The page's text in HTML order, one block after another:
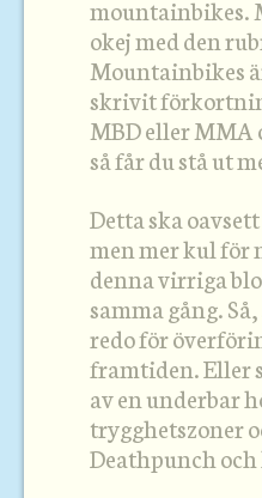
mountainbikes.
okej med den
Mountainbikes
skrivit
MBD eller
så får du stå ut
Detta ska
men mer kul för
denna virriga
samma gång.
redo för
framtiden. Eller
av en underbar
trygghetszoner
Deathpunch